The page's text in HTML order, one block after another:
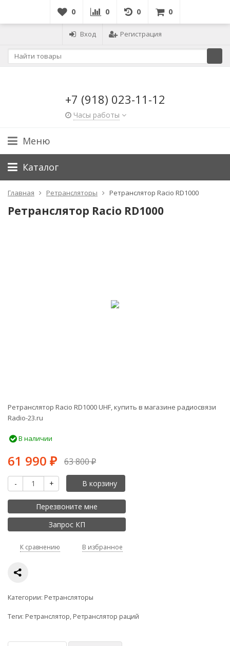
0 0 0 0
Вход Регистрация
+7 (918) 023-11-12
Часы работы
Меню
Каталог
Главная Ретрансляторы Ретранслятор Racio RD1000
Ретранслятор Racio RD1000
Ретранслятор Racio RD1000 UHF, купить в магазине радиосвязи
Radio-23.ru
В наличии
61 990 ₽ 63 800₽
- + В корзину
Перезвоните мне
Запрос КП
К сравнению В избранное
Категории: Ретрансляторы
Теги: Ретранслятор, Ретранслятор раций